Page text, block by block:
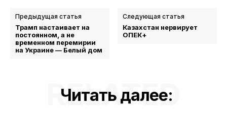
Предыдущая статья
Трамп настаивает на
постоянном, а не
временном перемирии
на Украине — Белый дом
Следующая статья
Казахстан нервирует
ОПЕК+
Читать далее:
RELATED